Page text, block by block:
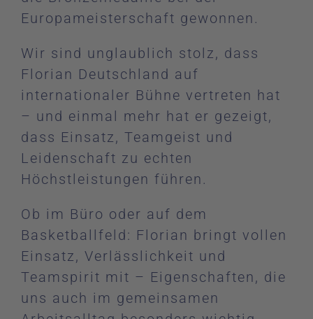
Europameisterschaft gewonnen.
Wir sind unglaublich stolz, dass
Florian Deutschland auf
internationaler Bühne vertreten hat
– und einmal mehr hat er gezeigt,
dass Einsatz, Teamgeist und
Leidenschaft zu echten
Höchstleistungen führen.
Ob im Büro oder auf dem
Basketballfeld: Florian bringt vollen
Einsatz, Verlässlichkeit und
Teamspirit mit – Eigenschaften, die
uns auch im gemeinsamen